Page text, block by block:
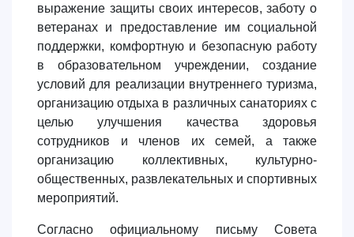
Почта
отправить
выражение защиты своих интересов, заботу о
ветеранах и предоставление им социальной
поддержки, комфортную и безопасную работу
в образовательном учреждении, создание
условий для реализации внутреннего туризма,
организацию отдыха в различных санаториях с
целью улучшения качества здоровья
сотрудников и членов их семей, а также
организацию коллективных, культурно-
общественных, развлекательных и спортивных
мероприятий.
Согласно официальному письму Совета
6. Онлайн-заявки (15) 7. Колл-центр (4)
8. Квота (бакалавриат) (1) 9. Квота (магистратура) (1)
✉️ Написать администратору